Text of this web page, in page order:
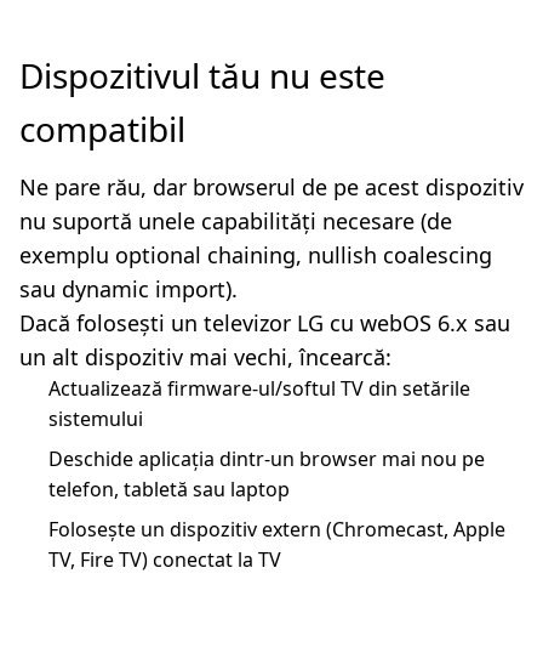
Dispozitivul tău nu este
compatibil
Ne pare rău, dar browserul de pe acest dispozitiv
nu suportă unele capabilități necesare (de
exemplu optional chaining, nullish coalescing
sau dynamic import).
Dacă folosești un televizor LG cu webOS 6.x sau
un alt dispozitiv mai vechi, încearcă:
Actualizează firmware-ul/softul TV din setările
sistemului
Deschide aplicația dintr-un browser mai nou pe
telefon, tabletă sau laptop
Folosește un dispozitiv extern (Chromecast, Apple
TV, Fire TV) conectat la TV